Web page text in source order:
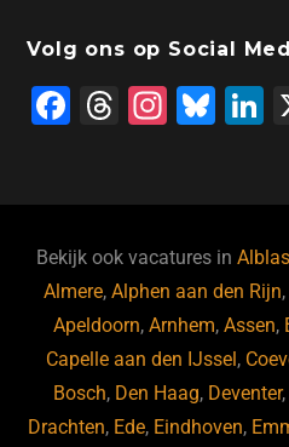
Volg ons op Social
F
b
o
o
k
T
d
s
In
a
m
Bl
ky
n
Bekijk ook vacatures in
Almere,Alphen aan den Rijn
Apeldoorn,Arnhem,Assen,
Capelle aan den IJssel,
Bosch, Den Haag, Deventer,
Drachten, Ede, Eindhoven,